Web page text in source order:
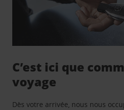
C’est ici que
voyage
Dès votre arrivée, nous nous